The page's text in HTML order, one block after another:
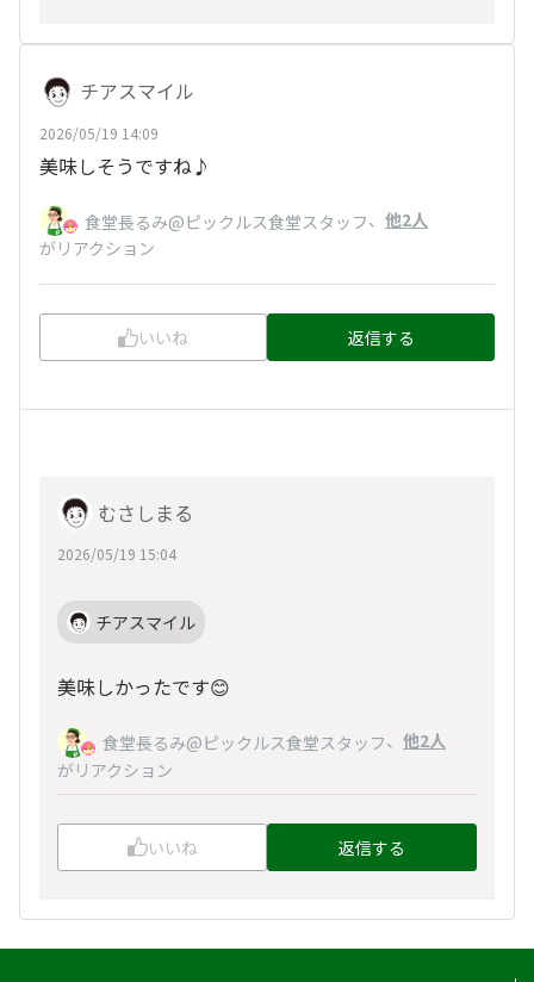
チアスマイル
2026/05/19 14:09
美味しそうですね♪
食堂長るみ@ピックルス食堂スタッフ、 他2人
がリアクション
いいね 返信する
むさしまる
2026/05/19 15:04
チアスマイル
美味しかったです😊
食堂長るみ@ピックルス食堂スタッフ、 他2人
がリアクション
いいね 返信する